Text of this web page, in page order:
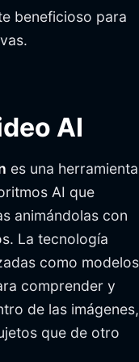
beneficioso para
AI
es una herramienta
AI que
animándolas con
La tecnología
como modelos
comprender y
de las imágenes,
que de otro